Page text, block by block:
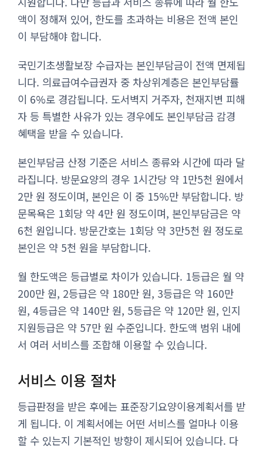
액이 정해져 있어, 한도를 초과하는 비용은 전액 본인
이 부담해야 합니다.
국민기초생활보장 수급자는 본인부담금이 전액 면제됩
니다. 의료급여수급권자 중 차상위계층은 본인부담률
이 6%로 경감됩니다. 도서벽지 거주자, 천재지변 피해
자 등 특별한 사유가 있는 경우에도 본인부담금 감경
혜택을 받을 수 있습니다.
본인부담금 산정 기준은 서비스 종류와 시간에 따라 달
라집니다. 방문요양의 경우 1시간당 약 1만5천 원에서
2만 원 정도이며, 본인은 이 중 15%만 부담합니다. 방
문목욕은 1회당 약 4만 원 정도이며, 본인부담금은 약
6천 원입니다. 방문간호는 1회당 약 3만5천 원 정도로
본인은 약 5천 원을 부담합니다.
월 한도액은 등급별로 차이가 있습니다. 1등급은 월 약
200만 원, 2등급은 약 180만 원, 3등급은 약 160만
원, 4등급은 약 140만 원, 5등급은 약 120만 원, 인지
지원등급은 약 57만 원 수준입니다. 한도액 범위 내에
서 여러 서비스를 조합해 이용할 수 있습니다.
서비스 이용 절차
등급판정을 받은 후에는 표준장기요양이용계획서를 받
게 됩니다. 이 계획서에는 어떤 서비스를 얼마나 이용
할 수 있는지 기본적인 방향이 제시되어 있습니다. 다